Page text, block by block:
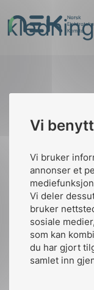
Vi
Vi bruker
annonser et
Vi deler
bruker
sosiale
som kan
du har gjort
samlet inn
til
innhold
NEK
Søk
Kontakt oss
Ansatte
Kontakt